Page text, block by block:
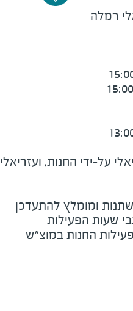
רמלה
על-ידי החנות, ועזריאלי
ומומלץ להתעדכן
שעות הפעילות
החנות במוצ"ש